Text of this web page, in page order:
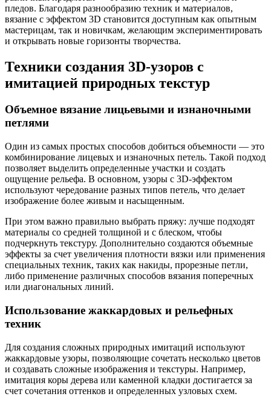
пледов. Благодаря разнообразию техник и материалов,
вязание с эффектом 3D становится доступным как опытным
мастерицам, так и новичкам, желающим экспериментировать
и открывать новые горизонты творчества.
Техники создания 3D-узоров с
имитацией природных текстур
Объемное вязание лицьевыми и изнаночными
петлями
Один из самых простых способов добиться объемности — это
комбинирование лицевых и изнаночных петель. Такой подход
позволяет выделить определенные участки и создать
ощущение рельефа. В основном, узоры с 3D-эффектом
используют чередование разных типов петель, что делает
изображение более живым и насыщенным.
При этом важно правильно выбрать пряжу: лучше подходят
материалы со средней толщиной и с блеском, чтобы
подчеркнуть текстуру. Дополнительно создаются объемные
эффекты за счет увеличения плотности вязки или применения
специальных техник, таких как накиды, прорезные петли,
либо применение различных способов вязания поперечных
или диагональных линий.
Использование жаккардовых и рельефных
техник
Для создания сложных природных имитаций используют
жаккардовые узоры, позволяющие сочетать несколько цветов
и создавать сложные изображения и текстуры. Например,
имитация коры дерева или каменной кладки достигается за
счет сочетания оттенков и определенных узловых схем.